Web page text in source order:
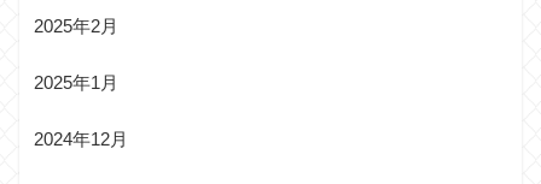
2025年2月
2025年1月
2024年12月